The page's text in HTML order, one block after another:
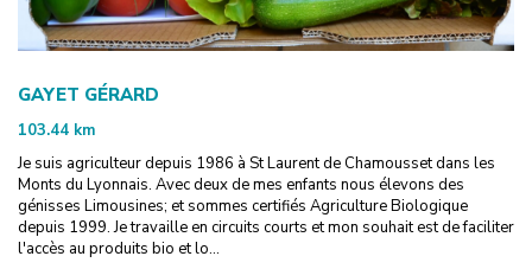
GAYET GÉRARD
103.44 km
Je suis agriculteur depuis 1986 à St Laurent de Chamousset dans les
Monts du Lyonnais. Avec deux de mes enfants nous élevons des
génisses Limousines; et sommes certifiés Agriculture Biologique
depuis 1999. Je travaille en circuits courts et mon souhait est de faciliter
l'accès au produits bio et lo...